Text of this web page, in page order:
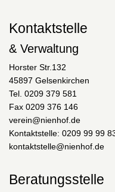
Kontaktstelle
& Verwaltung
Horster Str.132
45897 Gelsenkirchen
Tel. 0209 379 581
Fax 0209 376 146
verein@nienhof.de
Kontaktstelle: 0209 99 99
kontaktstelle@nienhof.de
Beratungsstelle